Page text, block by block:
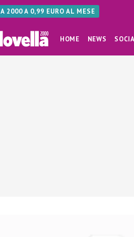
2000 A 0,99 EURO AL MESE
HOME NEWS